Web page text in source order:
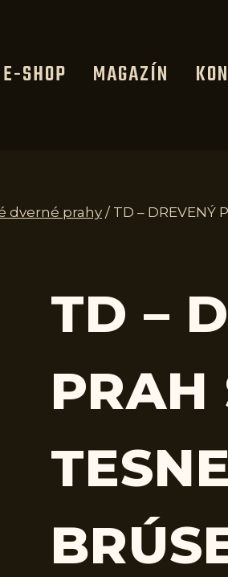
E-SHOP MAGAZÍN
dverné prahy / TD – DREVENÝ
TD –
PRAH